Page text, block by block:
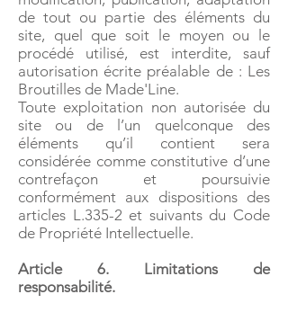
de tout ou partie des éléments du
site, quel que soit le moyen ou le
procédé utilisé, est interdite, sauf
autorisation écrite préalable de : Les
Broutilles de Made'Line.
Toute exploitation non autorisée du
site ou de l’un quelconque des
éléments qu’il contient sera
considérée comme constitutive d’une
contrefaçon et poursuivie
conformément aux dispositions des
articles L.335-2 et suivants du Code
de Propriété Intellectuelle.
Article 6. Limitations de
responsabilité.